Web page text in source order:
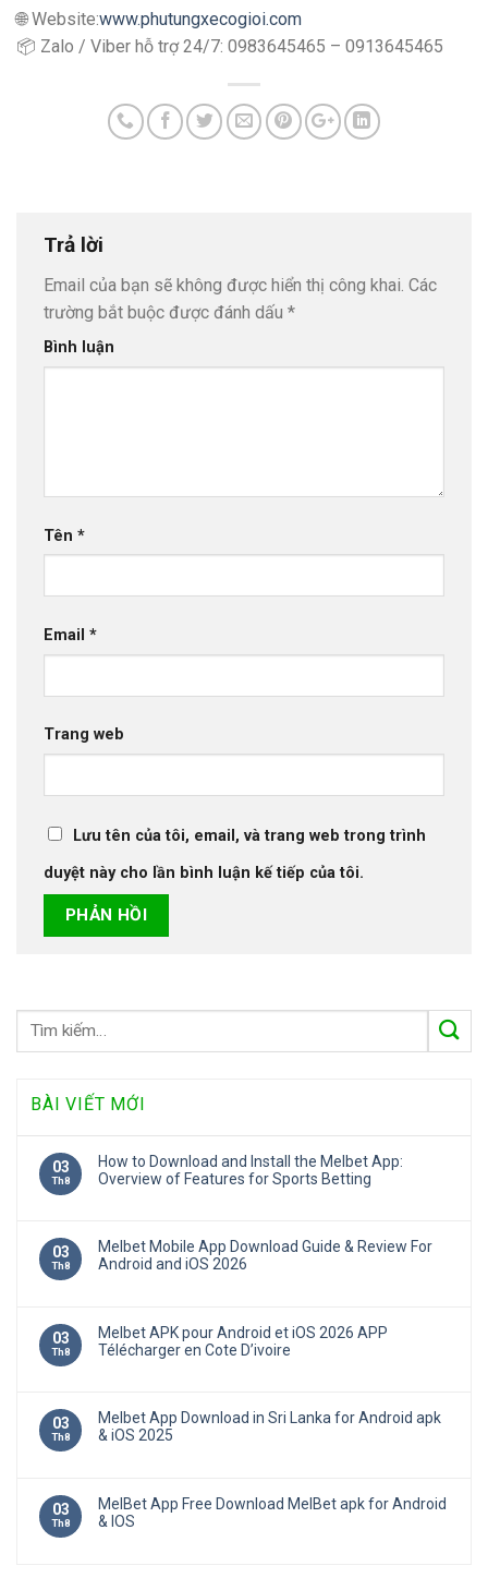
BÀI VIẾT MỚI
03
Th8
How to Download and Install the Melbet App:
Overview of Features for Sports Betting
03
Th8
Melbet Mobile App Download Guide & Review For
Android and iOS 2026
03
Th8
Melbet APK pour Android et iOS 2026 APP
Télécharger en Cote D’ivoire
03
Th8
Melbet App Download in Sri Lanka for Android apk
& iOS 2025
03
Th8
MelBet App Free Download MelBet apk for Android
& IOS
🌐 Website:www.phutungxecogioi.com
📦 Zalo / Viber hỗ trợ 24/7: 0983645465 – 0913645465
Trả lời
Email của bạn sẽ không được hiển thị công khai. Các
trường bắt buộc được đánh dấu *
Bình luận
Tên *
Email *
Trang web
Lưu tên của tôi, email, và trang web trong trình
duyệt này cho lần bình luận kế tiếp của tôi.